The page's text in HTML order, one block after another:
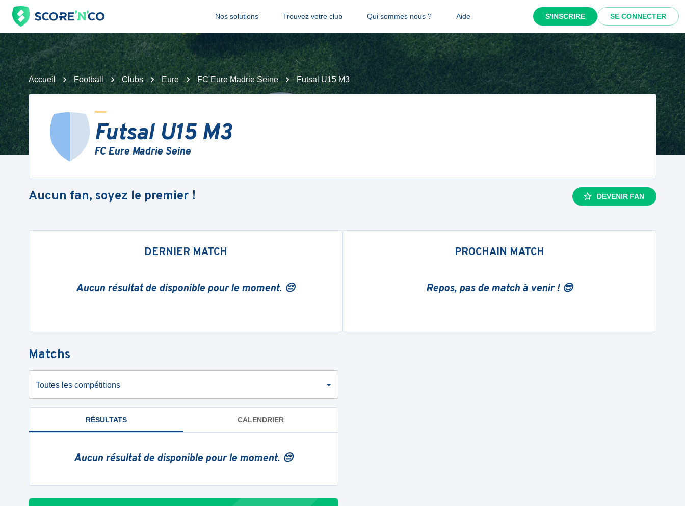
Nos solutions Trouvez votre club Qui sommes nous ? Aide S'INSCRIRE SE CONNECTER
Accueil Football Clubs Eure FC Eure Madrie Seine Futsal U15 M3
Futsal U15 M3
FC Eure Madrie Seine
Aucun fan, soyez le premier ! DEVENIR FAN
DERNIER MATCH
Aucun résultat de disponible pour le moment. 😔
PROCHAIN MATCH
Repos, pas de match à venir ! 😎
Matchs
Toutes les compétitions
RÉSULTATS CALENDRIER
Aucun résultat de disponible pour le moment. 😔